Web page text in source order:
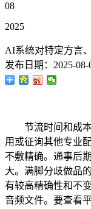
08
2025
AI系统对特定方言
发布日期： 2025-
节流时间和成本
用或征询其他专业
不敷精确。通事后
大。满脚分歧做品
有较高精确性和不
音频文件。要查看